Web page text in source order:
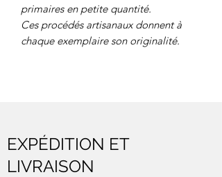
primaires en petite quantité.
Ces procédés artisanaux donnent à
chaque exemplaire son originalité.
EXPÉDITION ET
LIVRAISON